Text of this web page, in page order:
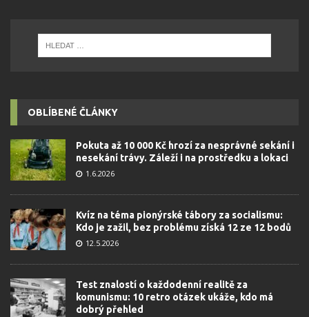
OBLÍBENÉ ČLÁNKY
Pokuta až 10 000 Kč hrozí za nesprávné sekání i
nesekání trávy. Záleží i na prostředku a lokaci
1.6.2026
Kvíz na téma pionýrské tábory za socialismu:
Kdo je zažil, bez problému získá 12 ze 12 bodů
12.5.2026
Test znalostí o každodenní realitě za
komunismu: 10 retro otázek ukáže, kdo má
dobrý přehled